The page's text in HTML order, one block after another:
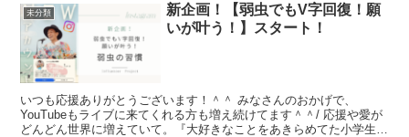
未分類
新企画！【弱虫でもV字回復！願
いが叶う！】スタート！
いつも応援ありがとうございます！＾＾ みなさんのおかげで、
YouTubeもライブに来てくれる方も増え続けてます＾＾/ 応援や愛が
どんどん世界に増えていて。『大好きなことをあきらめてた小学生が